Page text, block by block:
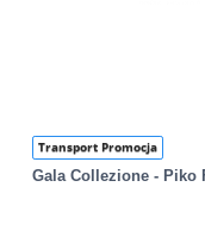
Transport Promocja
Gala Collezione - Piko